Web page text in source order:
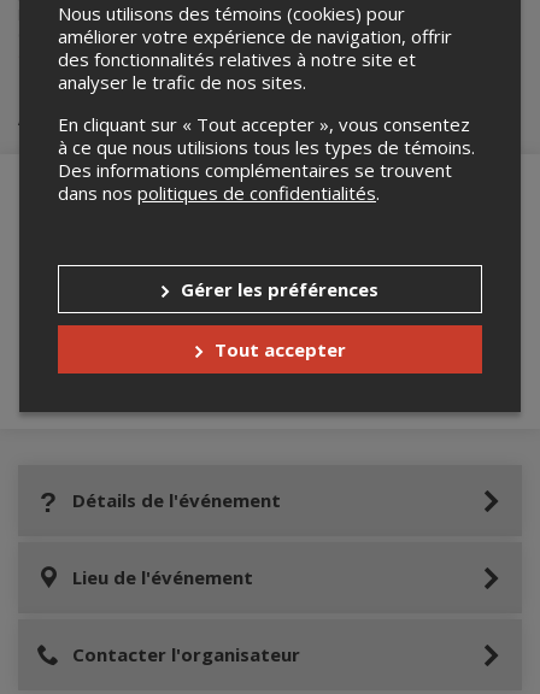
Pour plus d’information à propos de cet événement, veuillez
contacter l’organisateur de l’événement, Cégep de Saint-Hyacinthe-
affaires étudiantes, àcoordo_affaires_etudiantes@cegepsth.qc.ca
Achat de billets
robot ci-bas.
Détails de l'événement
Lieu de l'événement
Contacter l'organisateur
Nous utilisons des témoins (cookies) pour
améliorer votre expérience de navigation, offrir
des fonctionnalités relatives à notre site et
analyser le trafic de nos sites.
En cliquant sur « Tout accepter », vous consentez
à ce que nous utilisions tous les types de témoins.
Des informations complémentaires se trouvent
dans nos politiques de confidentialités.
Gérer les préférences
Tout accepter